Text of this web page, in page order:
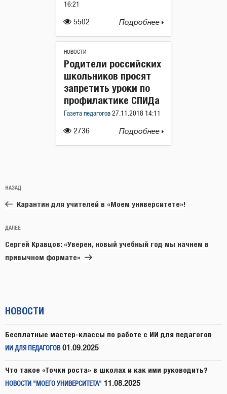
5502
16:21
Подробнее
НОВОСТИ
2736
Родители российских
школьников просят
запретить уроки по
профилактике СПИДа
Газета педагогов 27.11.2018 14:11
Подробнее
по
записям
Предыдущая
запись:
НАЗАД
Карантин для учителей в «Моем университете»!
Следующая
запись
ДАЛЕЕ
Сергей Кравцов: «Уверен, новый учебный год мы начнем в
привычном формате»
НОВОСТИ
Бесплатные мастер-классы по работе с ИИ для педагогов
ИИ ДЛЯ ПЕДАГОГОВ 01.09.2025
Что такое «Точки роста» в школах и как ими руководить?
НОВОСТИ "МОЕГО УНИВЕРСИТЕТА" 11.08.2025